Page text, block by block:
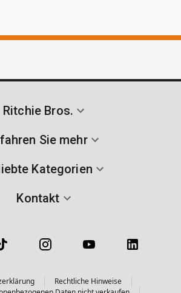
Ritchie Bros.
Sie mehr
Kategorien
Kontakt
Rechtliche Hinweise